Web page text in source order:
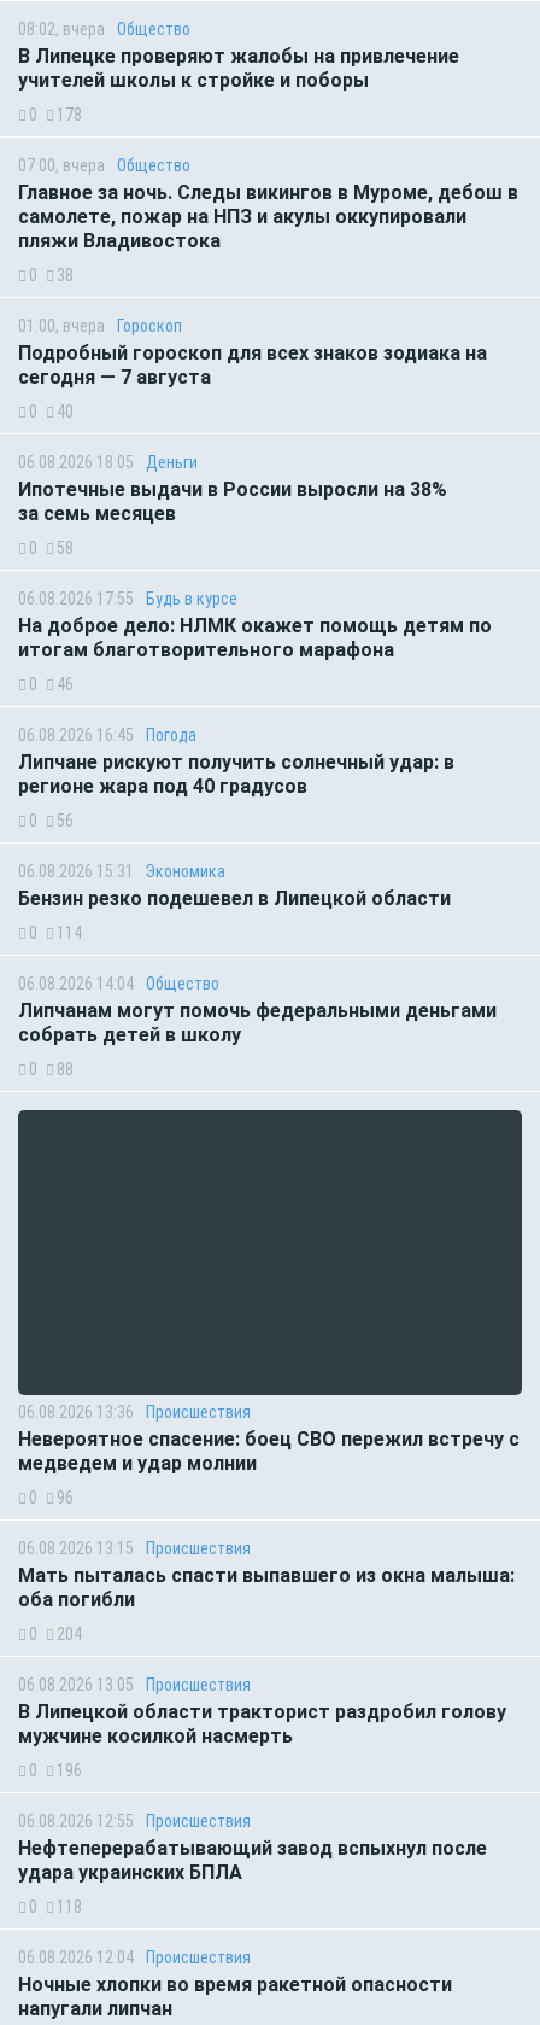
08:02, вчера Общество
В Липецке проверяют жалобы на привлечение
учителей школы к стройке и поборы
0 178
07:00, вчера Общество
Главное за ночь. Следы викингов в Муроме, дебош в
самолете, пожар на НПЗ и акулы оккупировали
пляжи Владивостока
0 38
01:00, вчера Гороскоп
Подробный гороскоп для всех знаков зодиака на
сегодня — 7 августа
0 40
06.08.2026 18:05 Деньги
Ипотечные выдачи в России выросли на 38%
за семь месяцев
0 58
06.08.2026 17:55 Будь в курсе
На доброе дело: НЛМК окажет помощь детям по
итогам благотворительного марафона
0 46
06.08.2026 16:45 Погода
Липчане рискуют получить солнечный удар: в
регионе жара под 40 градусов
0 56
06.08.2026 15:31 Экономика
Бензин резко подешевел в Липецкой области
0 114
06.08.2026 14:04 Общество
Липчанам могут помочь федеральными деньгами
собрать детей в школу
0 88
06.08.2026 13:36 Происшествия
Невероятное спасение: боец СВО пережил встречу с
медведем и удар молнии
0 96
06.08.2026 13:15 Происшествия
Мать пыталась спасти выпавшего из окна малыша:
оба погибли
0 204
06.08.2026 13:05 Происшествия
В Липецкой области тракторист раздробил голову
мужчине косилкой насмерть
0 196
06.08.2026 12:55 Происшествия
Нефтеперерабатывающий завод вспыхнул после
удара украинских БПЛА
0 118
06.08.2026 12:04 Происшествия
Ночные хлопки во время ракетной опасности
напугали липчан